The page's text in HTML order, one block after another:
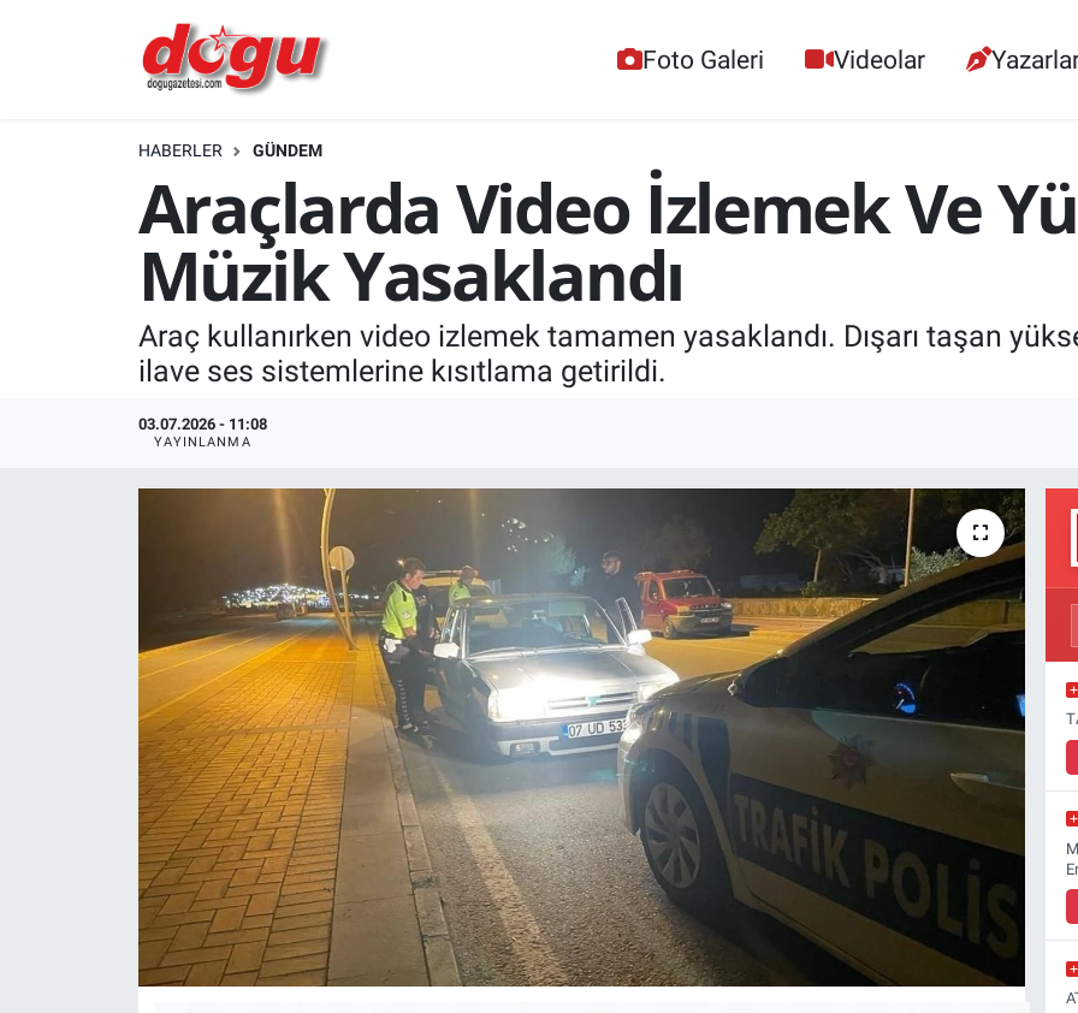
Foto Galeri Videolar
HABERLER GÜNDEM
Araçlarda Video İzlemek Ve
Müzik Yasaklandı
Araç kullanırken video izlemek tamamen yasaklandı. Dışarı taşan
ilave ses sistemlerine kısıtlama getirildi.
03.07.2026 - 11:08
YAYINLANMA
ERZINCAN
GÜNDEM
ERZİNCAN FOTOĞRAFLARI
Yerel Haber
RESMİ İLAN